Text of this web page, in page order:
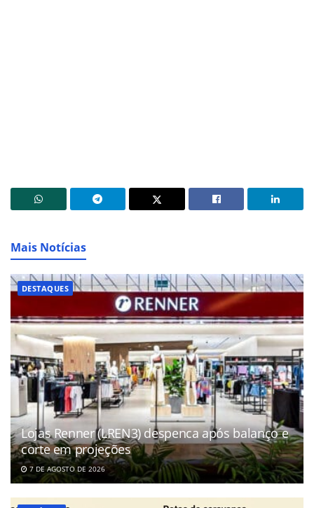
Mais Notícias
DESTAQUES
Lojas Renner (LREN3) despenca após balanço e
corte em projeções
7 DE AGOSTO DE 2026